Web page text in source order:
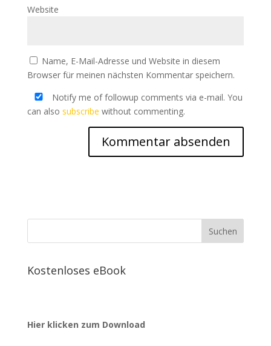
Website
Name, E-Mail-Adresse und Website in diesem
Browser für meinen nächsten Kommentar speichern.
Notify me of followup comments via e-mail. You
can also subscribe without commenting.
Kostenloses eBook
Hier klicken zum Download